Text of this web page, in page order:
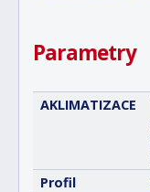
Parametry
AKLIMATIZACE
Profil